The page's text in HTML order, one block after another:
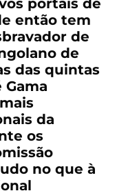
portais de
então tem
de
de
das quintas
Gama
da
os
no que à